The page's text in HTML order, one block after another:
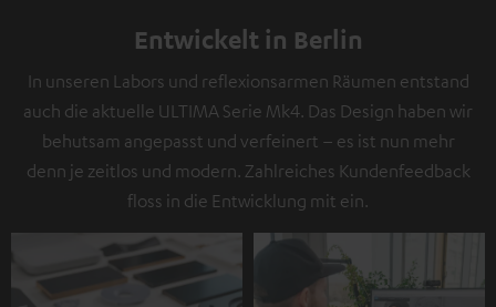
Entwickelt in Berlin
In unseren Labors und reflexionsarmen Räumen entstand
auch die aktuelle ULTIMA Serie Mk4. Das Design haben wir
behutsam angepasst und verfeinert – es ist nun mehr
denn je zeitlos und modern. Zahlreiches Kundenfeedback
floss in die Entwicklung mit ein.